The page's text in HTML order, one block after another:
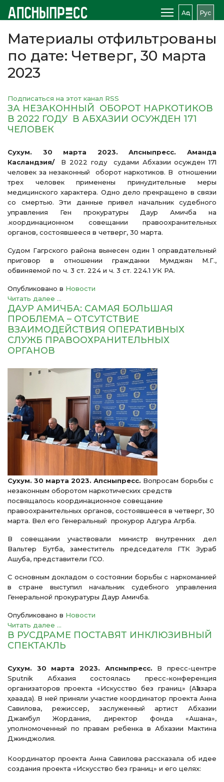
Аԥс Рус
Материалы отфильтрованы
по дате: Четверг, 30 марта
2023
Подписаться на этот канал RSS
ЗА НЕЗАКОННЫЙ ОБОРОТ НАРКОТИКОВ
В 2022 ГОДУ В АБХАЗИИ ОСУЖДЕН 171
ЧЕЛОВЕК
Сухум. 30 марта 2023. Апсныпресс. Аманда
Касландзия/В 2022 году судами Абхазии осужден 171
человек за незаконный оборот наркотиков. В отношении
трех человек применены принудительные меры
медицинского характера. Одно дело прекращено в связи
со смертью. Эти данные привел начальник судебного
управления Ген прокуратуры Даур Амичба на
.координационном совещании правоохранительных
органов, состоявшееся в четверг, 30 марта.
Судом Гагрского района вынесен один 1 оправдательный
приговор в отношении гражданки Мумджян М.Г.,
обвиняемой по ч. 3 ст. 224 и ч. 3 ст. 224.1 УК РА.
Опубликовано в Новости
Читать далее ...
ДАУР АМИЧБА: САМАЯ БОЛЬШАЯ
ПРОБЛЕМА – ОТСУТСТВИЕ
ВЗАИМОДЕЙСТВИЯ ОПЕРАТИВНЫХ
СЛУЖБ ПРАВООХРАНИТЕЛЬНЫХ
ОРГАНОВ
Сухум. 30 марта 2023. Апсныпресс. Вопросам борьбы с
незаконным оборотом наркотических средств
посвящалось координационное совещание
правоохранительных органов, состоявшееся в четверг, 30
марта. Вел его Генеральный прокурор Адгура Агрба.
В совещании участвовали министр внутренних дел
Вальтер Бутба, заместитель председателя ГТК Зураб
Ашуба, представители ГСО.
С основным докладом о состоянии борьбы с наркоманией
в стране выступил начальник судебного управления
Генеральной прокуратуры Даур Амичба.
Опубликовано в Новости
Читать далее ...
В РУСДРАМЕ ПОСТАВЯТ ИНКЛЮЗИВНЫЙ
СПЕКТАКЛЬ
Сухум. 30 марта 2023. Апсныпресс. В пресс-центре
Sputnik Абхазия состоялась пресс-конференция
организаторов проекта «Искусство без границ» (Аҟазара
ҳәаада). В ней приняли участие координатор проекта Анна
Савилова, режиссер, заслуженный артист Абхазии
Джамбул Жордания, директор фонда «Ашана»,
уполномоченный по правам ребенка в Абхазии Мактина
Джинджолия.
Координатор проекта Анна Савилова рассказала об идее
создания проекта «Искусство без границ» и его целях: